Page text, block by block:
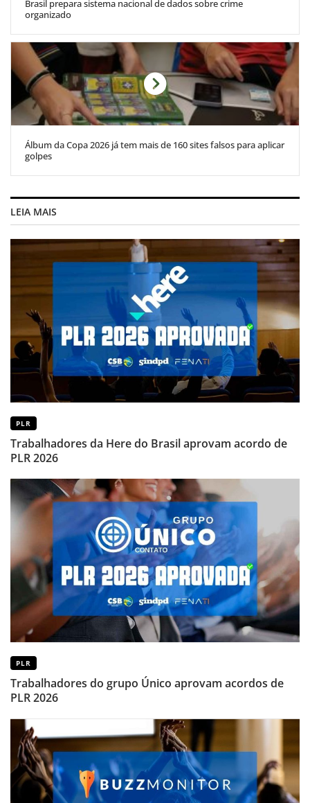
Brasil prepara sistema nacional de dados sobre crime
organizado
Álbum da Copa 2026 já tem mais de 160 sites falsos para aplicar
golpes
LEIA MAIS
PLR
Trabalhadores da Here do Brasil aprovam acordo de
PLR 2026
PLR
Trabalhadores do grupo Único aprovam acordos de
PLR 2026